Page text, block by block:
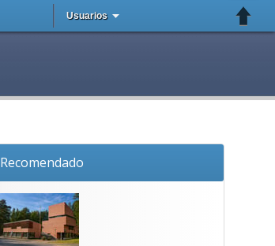
Usuarios
Recomendado